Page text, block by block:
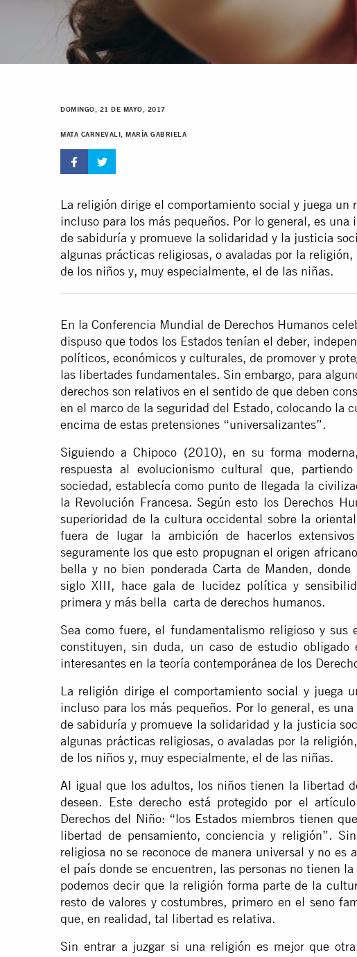
DOMINGO, 21 DE MAYO, 2017
MATA CARNEVALI, MARÍA GABRIELA
La religión dirige el comportamiento social y juega un
incluso para los más pequeños. Por lo general, es
de sabiduría y promueve la solidaridad y la justicia
algunas prácticas religiosas, o avaladas por la
de los niños y, muy especialmente, el de las niñas.
En la Conferencia Mundial de Derechos Humanos
dispuso que todos los Estados tenían el deber,
políticos, económicos y culturales, de promover y
las libertades fundamentales. Sin embargo, para
derechos son relativos en el sentido de que deben
en el marco de la seguridad del Estado, colocando la
encima de estas pretensiones “universalizantes”.
Siguiendo a Chipoco (2010), en su forma
respuesta al evolucionismo cultural que,
sociedad, establecía como punto de llegada la
la Revolución Francesa. Según esto los Derechos
superioridad de la cultura occidental sobre la
fuera de lugar la ambición de hacerlos
seguramente los que esto propugnan el origen
bella y no bien ponderada Carta de Manden,
siglo XIII, hace gala de lucidez política y
primera y más bella carta de derechos humanos.
Sea como fuere, el fundamentalismo religioso y
constituyen, sin duda, un caso de estudio
interesantes en la teoría contemporánea de los
La religión dirige el comportamiento social y juega
incluso para los más pequeños. Por lo general, es
de sabiduría y promueve la solidaridad y la justicia
algunas prácticas religiosas, o avaladas por la
de los niños y, muy especialmente, el de las niñas.
Al igual que los adultos, los niños tienen la libertad
deseen. Este derecho está protegido por el
Derechos del Niño: “los Estados miembros tienen
libertad de pensamiento, conciencia y religión”.
religiosa no se reconoce de manera universal y no es
el país donde se encuentren, las personas no tienen
podemos decir que la religión forma parte de la
resto de valores y costumbres, primero en el seno
que, en realidad, tal libertad es relativa.
Sin entrar a juzgar si una religión es mejor que